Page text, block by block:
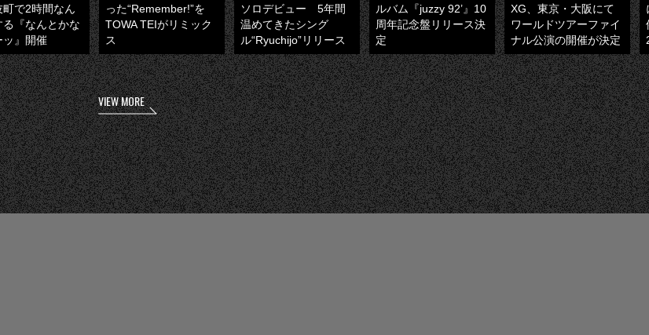
町で2時間なん
る『なんとかな
ッ』開催
った“Remember!”を
TOWA TEIがリミック
ス
ソロデビュー 5年間
温めてきたシング
ル“Ryuchijo”リリース
ルバム『juzzy 92’』10
周年記念盤リリース決
定
XG、東京・大阪にて
ワールドツアーファイ
ナル公演の開催が決定
VIEW MORE